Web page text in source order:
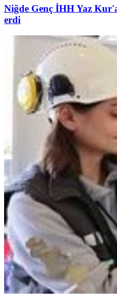
Niğde Genç İHH Yaz
erdi